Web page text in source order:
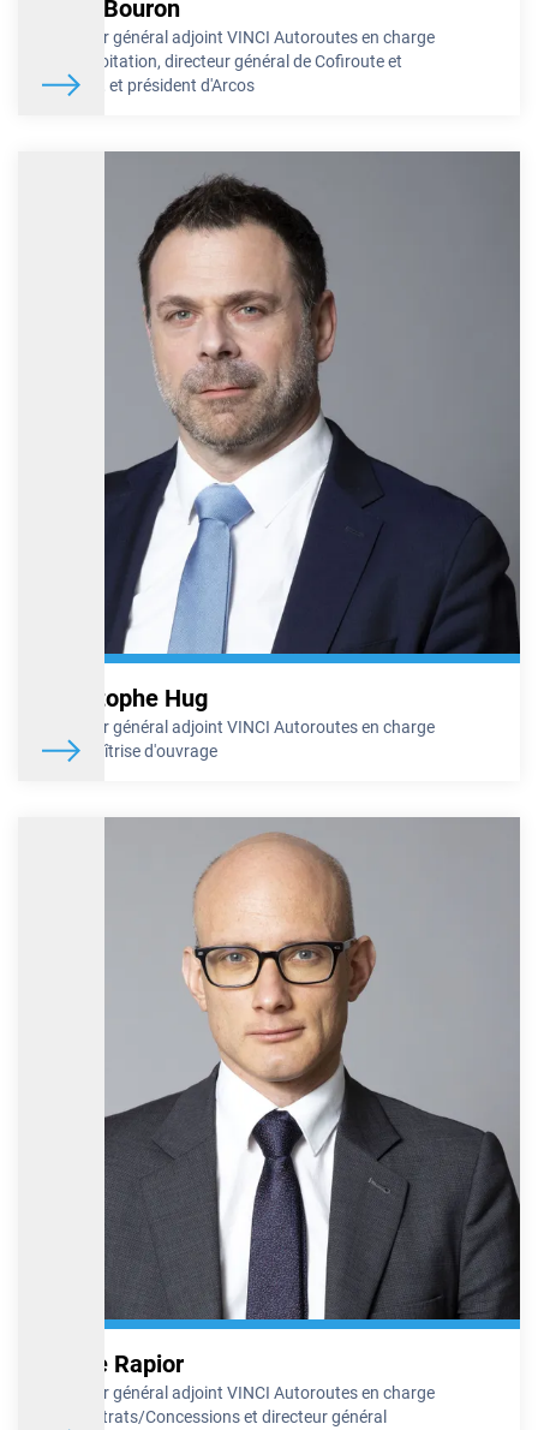
Marc Bouron
Directeur général adjoint VINCI Autoroutes en charge
de l'exploitation, directeur général de Cofiroute et
d'Arcour, et président d'Arcos
Christophe Hug
Directeur général adjoint VINCI Autoroutes en charge
de la maîtrise d'ouvrage
Blaise Rapior
Directeur général adjoint VINCI Autoroutes en charge
des Contrats/Concessions et directeur général